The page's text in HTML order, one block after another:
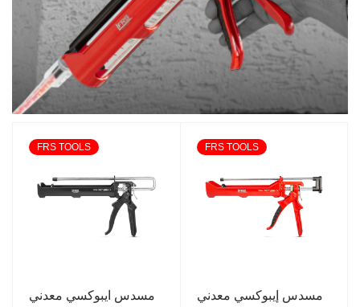
FRS TOOLS
مسدس ايبوكسي معدني
FRS TOOLS
مسدس إيبوكسي معدني